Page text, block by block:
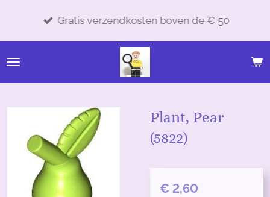
de
hoofdinhoud
Gratis verzendkosten boven de € 50
Plant, Pear
(5822)
€ 2,60